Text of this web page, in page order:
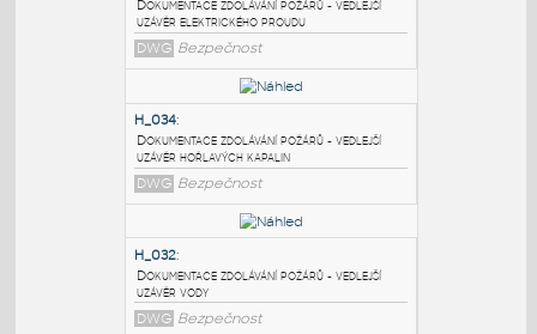
H_029:
Dokumentace zdolávání požárů - hlavní
uzávěr plynu v podniku
DWG Bezpečnost
H_035:
Dokumentace zdolávání požárů - vedlejší
uzávěr elektrického proudu
DWG Bezpečnost